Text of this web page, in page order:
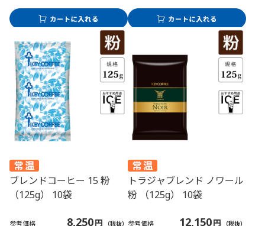
ブレンドコーヒー 15 粉
（125g） 10袋
参考価格 8,250円 （税抜）
トラジャブレンド ノワール
粉 （125g） 10袋
参考価格 12,150円 （税抜）